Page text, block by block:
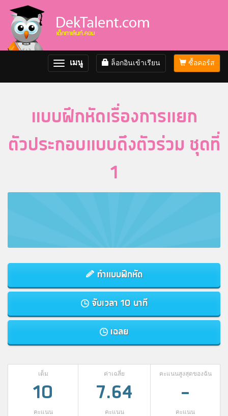
ซื้อคอร์ส
ล็อกอินเข้าเรียน
Toggle
navigation
เมนู
แบบฝึกหัดเรื่องการแยก
ตัวประกอบแบบดึงตัวร่วม ชุดที่
1
ทำแบบฝึกหัด
จับเวลา 10 นาที
เฉลย
เต็ม
10
คะแนน
ค่าเฉลี่ย
7.64
คะแนน
คะแนนสูงสุดของฉัน
-
คะแนน